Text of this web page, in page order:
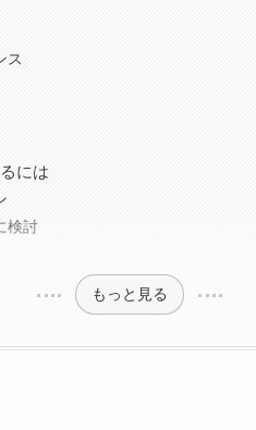
ス
には
検討
もっと見る